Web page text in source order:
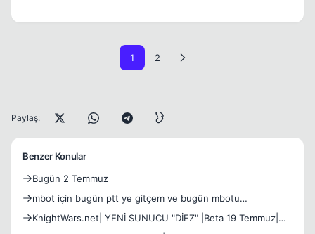
1 2
Paylaş:
Benzer Konular
Bugün 2 Temmuz
mbot için bugün ptt ye gitçem ve bugün mbotu
alabilirmiyim ?
KnightWars.net| YENİ SUNUCU "DİEZ" |Beta 19 Temmuz|